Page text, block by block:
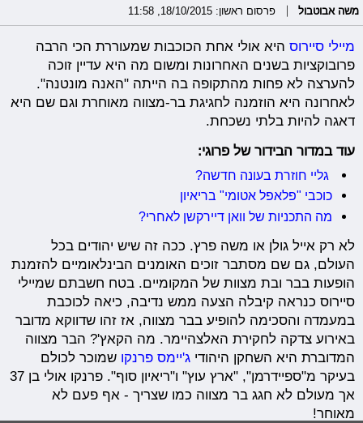
משה אבוטבול פרסום ראשון: 18/10/2015, 11:58
מיילי סיירוס היא אולי אחת הכוכבות שמעוררת הכי הרבה
פרובוקציות בשנים האחרונות ומשום מה היא עדיין זוכה
להערצה לא פחות מהתקופה בה הייתה "האנה מונטנה".
לאחרונה היא הוזמנה לחגיגת בר-מצווה מאוחרת וגם שם היא
דאגה להיות בלתי נשכחת.
עוד במדור הבידור של פרוגי:
גליי חוזרת בעונה חדשה?
כוכבי "פלאפל אטומי" בריאיון
מה התכניות של וואן דיירקשן לאחרי?
לא רק אייל גולן או משה פרץ. ככה זה שיש יהודים בכל
העולם, גם שם מסתבר זוכים האומנים הבינלאומיים להזמנת
הופעות בבר ובת מצוות של המקומיים. בטח חשבתם שמיילי
סיירוס כנראה קיבלה הצעה ממש נדיבה, כיאה לכוכבת
במעמדה והסכימה להופיע בבר מצווה, אז זהו שדווקא מדובר
באירוע צדקה לחקירת האלצהיימר. מה הקאץ'? הבר מצווה
המדוברת היא השחקן היהודיג'יימס פרנקו שמוכר לכולם
בעיקר מ"ספיידרמן", "ארץ עוץ" ו"ריאיון סוף". פרנקו אולי בן 37
אך מעולם לא חגג בר מצווה כמו שצריך - אף פעם לא
מאוחר!